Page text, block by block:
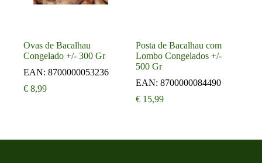
Ovas de Bacalhau
Congelado +/- 300 Gr
EAN: 8700000053236
€ 8,99
Posta de Bacalhau com
Lombo Congelados +/-
500 Gr
EAN:8700000084490
€ 15,99